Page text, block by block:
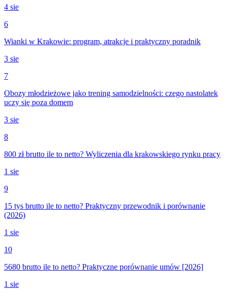
4 sie
6
Wianki w Krakowie: program, atrakcje i praktyczny poradnik
3 sie
7
Obozy młodzieżowe jako trening samodzielności: czego nastolatek
uczy się poza domem
3 sie
8
800 zł brutto ile to netto? Wyliczenia dla krakowskiego rynku pracy
1 sie
9
15 tys brutto ile to netto? Praktyczny przewodnik i porównanie
(2026)
1 sie
10
5680 brutto ile to netto? Praktyczne porównanie umów [2026]
1 sie